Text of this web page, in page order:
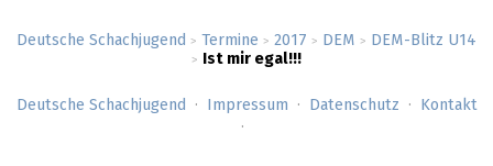
Deutsche Schachjugend > Termine > 2017 > DEM > DEM-Blitz U14
> Ist mir egal!!!
Deutsche Schachjugend Impressum Datenschutz Kontakt